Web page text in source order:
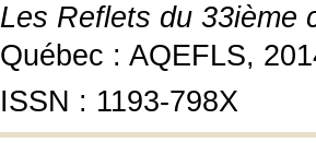
Les Reflets du 33ième
Québec : AQEFLS,
ISSN : 1193-798X